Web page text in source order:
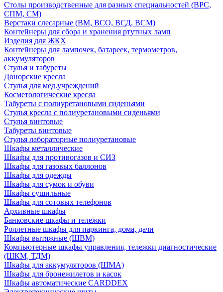
Столы производственные для разных специальностей (ВРС,
СПМ, СМ)
Верстаки слесарные (ВМ, ВСО, ВСД, ВСМ)
Контейнеры для сбора и хранения ртутных ламп
Изделия для ЖКХ
Контейнеры для лампочек, батареек, термометров,
аккумуляторов
Стулья и табуреты
Донорские кресла
Стулья для мед.учреждений
Косметологические кресла
Табуреты с полиуретановыми сиденьями
Стулья кресла с полиуретановыми сиденьями
Стулья винтовые
Табуреты винтовые
Стулья лабораторные полиуретановые
Шкафы металлические
Шкафы для противогазов и СИЗ
Шкафы для газовых баллонов
Шкафы для одежды
Шкафы для сумок и обуви
Шкафы сушильные
Шкафы для сотовых телефонов
Архивные шкафы
Банковские шкафы и тележки
Роллетные шкафы для паркинга, дома, дачи
Шкафы вытяжные (ШВМ)
Компьютерные шкафы управления, тележки диагностические
(ШКМ, ТДМ)
Шкафы для аккумуляторов (ШМА)
Шкафы для бронежилетов и касок
Шкафы автоматические CARDDEX